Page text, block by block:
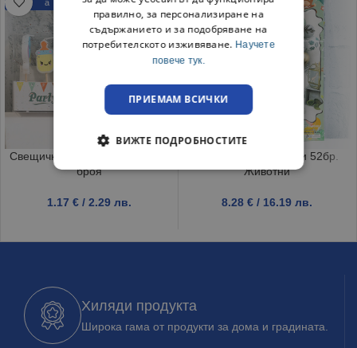
а
Свещички за торта Baby Boy 5
броя
1.17 € / 2.29 лв.
Парти украса балони 52бр.
Животни
8.28 € / 16.19 лв.
Хиляди продукта
Широка гама от продукти за дома и градината.
правилно, за персонализиране на
съдържанието и за подобряване на
потребителското изживяване. Научете
повече тук.
ПРИЕМАМ ВСИЧКИ
ВИЖТЕ ПОДРОБНОСТИТЕ